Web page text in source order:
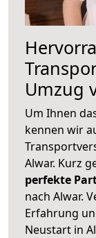
Umzug
Um Ihnen
kennen wir
Alwar. Kurz
perfekte
nach Alwar.
Erfahrung
Neustart in